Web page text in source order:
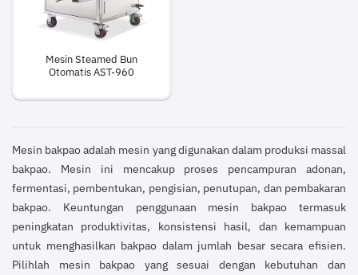
Mesin Steamed Bun
Otomatis AST-960
Mesin bakpao adalah mesin yang digunakan dalam produksi massal
bakpao. Mesin ini mencakup proses pencampuran adonan,
fermentasi, pembentukan, pengisian, penutupan, dan pembakaran
bakpao. Keuntungan penggunaan mesin bakpao termasuk
peningkatan produktivitas, konsistensi hasil, dan kemampuan
untuk menghasilkan bakpao dalam jumlah besar secara efisien.
Pilihlah mesin bakpao yang sesuai dengan kebutuhan dan